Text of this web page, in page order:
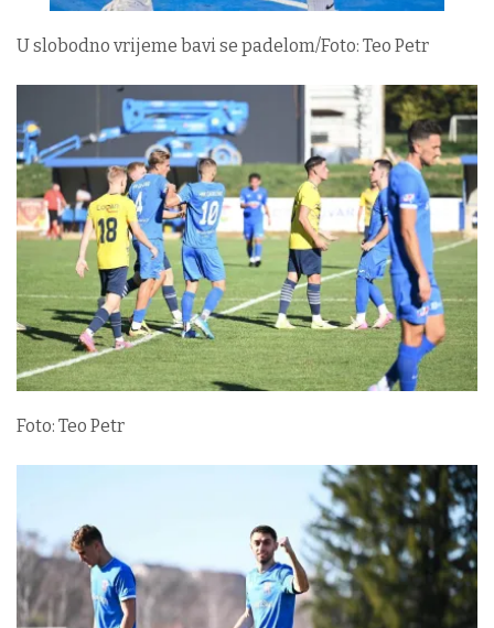
U slobodno vrijeme bavi se padelom/Foto: Teo Petr
Foto: Teo Petr